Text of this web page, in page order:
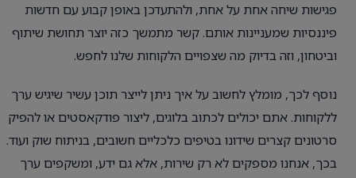
פגישות שיחה אחת על אחת, ולהתעדכן באופן קבוע עם חדשות
פיננסיות שמעניינות אותם. קשר מתמשך כזה יוצר תחושת שיתוף
וביטחון, וזה בדיוק מה שצפויים הלקוחות שלנו לחפש.
נוסף לכך, מומלץ לחשוב על איך ניתן לייצר תוכן עשיר שיגיש ערך
ללקוחות. אתם יכולים לכתוב בלוגים, ליצור פודקאסטים או להפיק
סרטונים קצרים שידונו בטיפים כלכליים חשובים, בניתוח שוק ועוד.
בכך, אנחנו מספקים לא רק שירות, אלא גם ידע, ומשקפים ערך